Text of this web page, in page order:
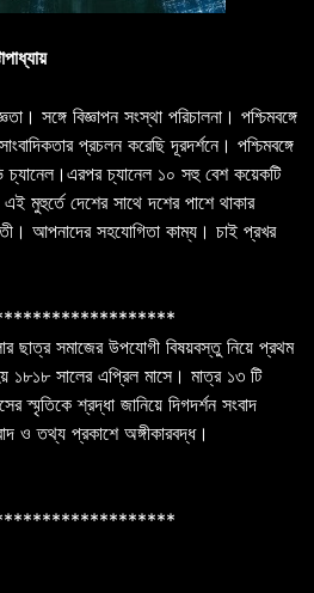
সঙ্গে বিজ্ঞাপন সংস্থা পরিচালনা। পশ্চিমবঙ্গে
প্রচলন করেছি দূরদর্শনে। পশ্চিমবঙ্গে
চ্যানেল।এরপর চ্যানেল ১০ সহু বেশ কয়েকটি
মুহুর্তে দেশের সাথে দশের পাশে থাকার
আপনাদের সহযোগিতা কাম্য। চাই প্রখর
ছাত্র সমাজের উপযোগী বিষয়বস্তু নিয়ে প্রথম
১৮১৮ সালের এপ্রিল মাসে। মাত্র ১৩ টি
স্মৃতিকে শ্রদ্ধা জানিয়ে দিগদর্শন সংবাদ
ও তথ্য প্রকাশে অঙ্গীকারবদ্ধ।